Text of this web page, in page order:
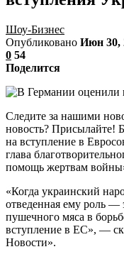
Шоу-Бизнес
Опубликовано Июн 30,
0 54
Поделится
Следите за нашими
новость? Присылайте!
на вступление в
глава
помощь жертвам
«Когда украинский
отведенная ему роль —
пушечного мяса в
вступление в ЕС», —
Новости».